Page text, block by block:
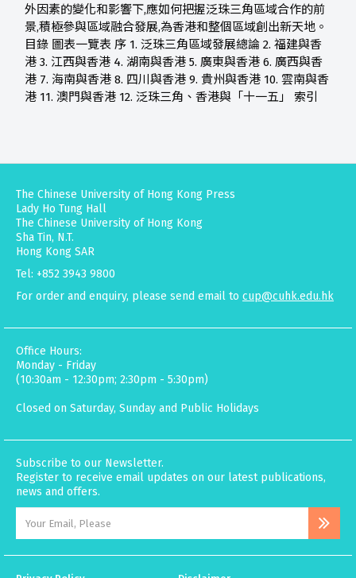
外因素的變化和影響下,應如何把握泛珠三角區域合作的前
景,積極參與區域融合發展,為香港和整個區域創出新天地。
目錄 圖表一覽表 序 1. 泛珠三角區域發展總論 2. 福建與香
港 3. 江西與香港 4. 湖南與香港 5. 廣東與香港 6. 廣西與香
港 7. 海南與香港 8. 四川與香港 9. 貴州與香港 10. 雲南與香
港 11. 澳門與香港 12. 泛珠三角、香港與「十一五」 索引
The Chinese University of Hong Kong Press
Lady Ho Tung Hall
The Chinese University of Hong Kong
Sha Tin, N.T.
Hong Kong SAR
Tel: +852 3943 9800
For order and enquiry, please send email to cup@cuhk.edu.hk
Office Hours:
Monday - Friday
(10:30am - 12:30pm; 2:30pm - 5:30pm)
Closed on Saturday, Sunday and Public Holidays
Subscribe to our Newsletter.
Register to receive email updates on our latest publications,
news and offers.